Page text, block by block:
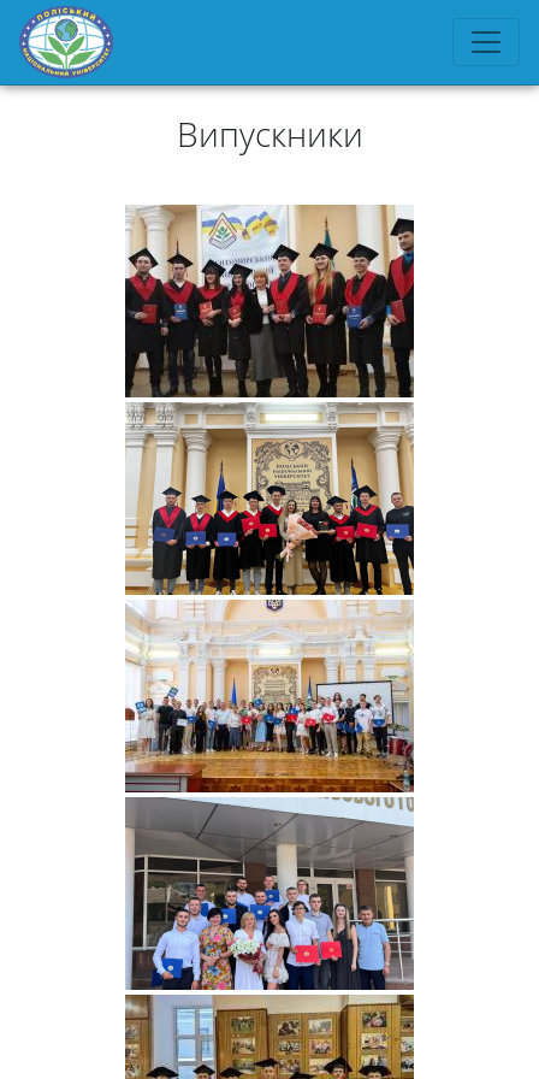
Університет
Вибори
ректора
Освітня
діяльність
Абітурієнтам
Наука
Міжнародна
Випускники